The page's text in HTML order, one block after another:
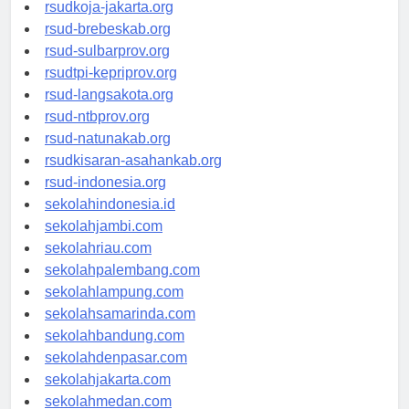
rsudkoja-jakarta.org
rsud-brebeskab.org
rsud-sulbarprov.org
rsudtpi-kepriprov.org
rsud-langsakota.org
rsud-ntbprov.org
rsud-natunakab.org
rsudkisaran-asahankab.org
rsud-indonesia.org
sekolahindonesia.id
sekolahjambi.com
sekolahriau.com
sekolahpalembang.com
sekolahlampung.com
sekolahsamarinda.com
sekolahbandung.com
sekolahdenpasar.com
sekolahjakarta.com